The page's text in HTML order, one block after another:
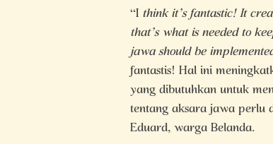
“Ithink it’s fantastic! It
that’s what is needed to
jawa should be
fantastis! Hal ini
yang dibutuhkan untuk
tentang aksara jawa perlu
Eduard, warga Belanda.